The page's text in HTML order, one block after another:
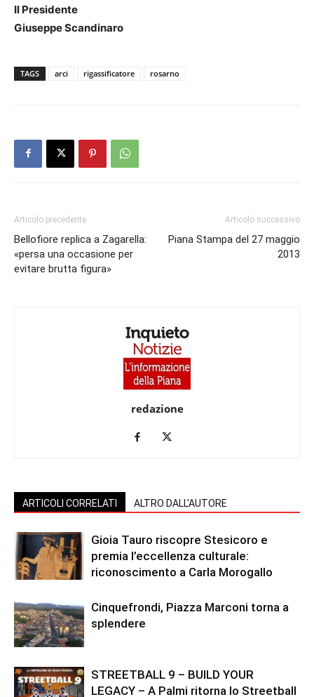
Il Presidente
Giuseppe Scandinaro
TAGS arci rigassificatore rosarno
Articolo precedente
Bellofiore replica a Zagarella:
«persa una occasione per
evitare brutta figura»
Articolo successivo
Piana Stampa del 27 maggio
2013
redazione
ARTICOLI CORRELATI ALTRO DALL'AUTORE
Gioia Tauro riscopre Stesicoro e
premia l’eccellenza culturale:
riconoscimento a Carla Morogallo
Cinquefrondi, Piazza Marconi torna a
splendere
STREETBALL 9 – BUILD YOUR
LEGACY – A Palmi ritorna lo Streetball